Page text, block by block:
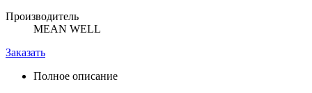
Производитель
MEAN WELL
Заказать
Полное описание